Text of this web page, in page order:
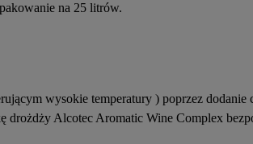
na 25 litrów.
wysokie temperatury ) poprzez
drożdży Alcotec Aromatic Wine Complex